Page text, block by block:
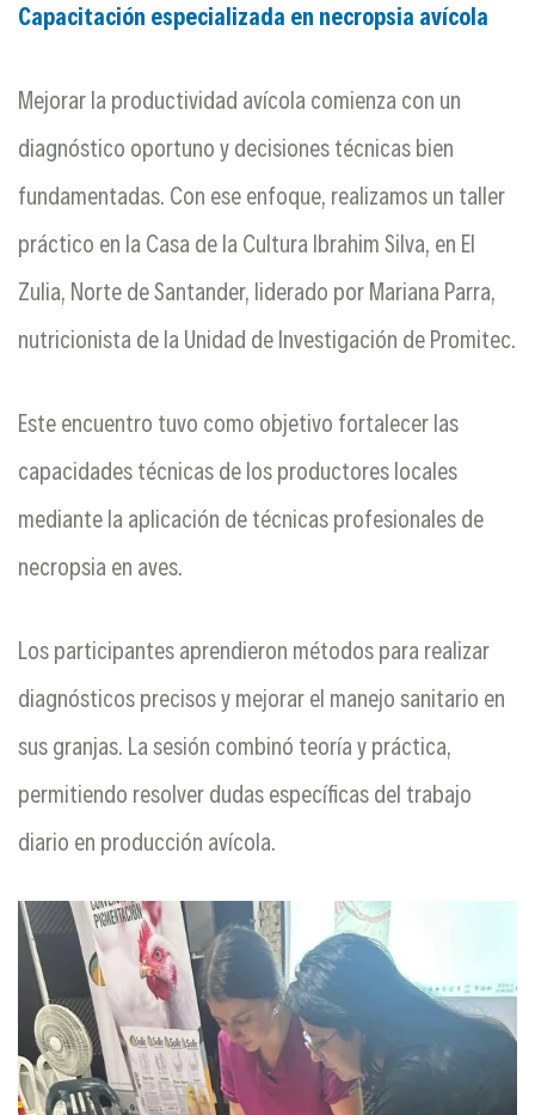
Capacitación especializada en necropsia avícola
Mejorar la productividad avícola comienza con un
diagnóstico oportuno y decisiones técnicas bien
fundamentadas. Con ese enfoque, realizamos un taller
práctico en la Casa de la Cultura Ibrahim Silva, en El
Zulia, Norte de Santander, liderado por Mariana Parra,
nutricionista de la Unidad de Investigación de Promitec.
Este encuentro tuvo como objetivo fortalecer las
capacidades técnicas de los productores locales
mediante la aplicación de técnicas profesionales de
necropsia en aves.
Los participantes aprendieron métodos para realizar
diagnósticos precisos y mejorar el manejo sanitario en
sus granjas. La sesión combinó teoría y práctica,
permitiendo resolver dudas específicas del trabajo
diario en producción avícola.